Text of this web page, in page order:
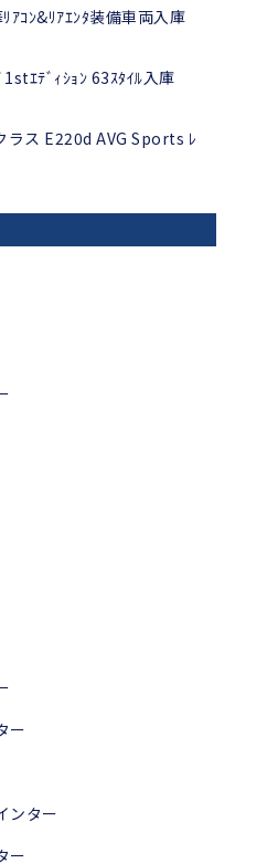
ｺﾝ&ﾘｱｴﾝﾀ装備車両入庫
ｴﾃﾞｨｼｮﾝ 63ｽﾀｲﾙ入庫
ス E220d AVG Sports ﾚ
ー
ンター
ー